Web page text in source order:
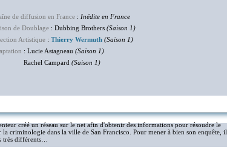
de diffusion en France : Inédite en France
de Doublage : Dubbing Brothers (Saison 1)
Artistique : Thierry Wermuth (Saison 1)
: Lucie Astagneau (Saison 1)
Campard (Saison 1)
créé un réseau sur le net afin d'obtenir des informations pour résoudre le
criminologie dans la ville de San Francisco. Pour mener à bien son enquête, il
très différents…